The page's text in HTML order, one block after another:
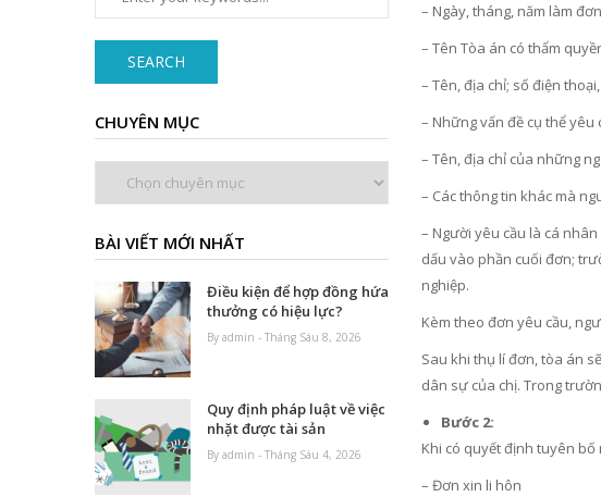
– Ngày, tháng, năm làm
– Tên Tòa án có thẩm
– Tên, địa chỉ; số điện
– Những vấn đề cụ thể yêu
– Tên, địa chỉ của những
– Các thông tin khác mà
– Người yêu cầu là cá
dấu vào phần cuối đơn;
nghiệp.
Kèm theo đơn yêu cầu,
Sau khi thụ lí đơn, tòa án
dân sự của chị. Trong
Bước 2:
Khi có quyết định tuyên
– Đơn xin li hôn
SEARCH
CHUYÊN MỤC
BÀI VIẾT MỚI NHẤT
Điều kiện để hợp đồng hứa
thưởng có hiệu lực?
By admin - Tháng Sáu 8, 2026
Quy định pháp luật về việc
nhặt được tài sản
By admin - Tháng Sáu 4, 2026